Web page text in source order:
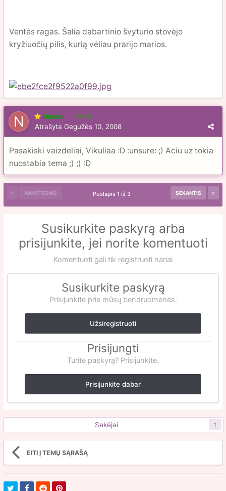
Ventės ragas. Šalia dabartinio švyturio stovėjo
kryžiuočių pilis, kurią vėliau prarijo marios.
Nicole 56
Atrašyta Gegužės 10, 2008
Pasakiski vaizdeliai, Vikuliaa :D :unsure: ;) Aciu uz tokia
nuostabia tema ;) ;) :D
ANKSTESNIS SEKANTIS
Puslapis 1 iš 3
Susikurkite paskyrą arba
prisijunkite, jei norite komentuoti
Komentuoti gali tik registruoti nariai
Susikurkite paskyrą
Prisijunkite prie mūsų bendruomenės.
Užsiregistruoti
Prisijungti
Turite paskyrą? Prisijunkite.
Prisijunkite dabar
Sekėjai 1
EITI Į TEMŲ SĄRAŠĄ